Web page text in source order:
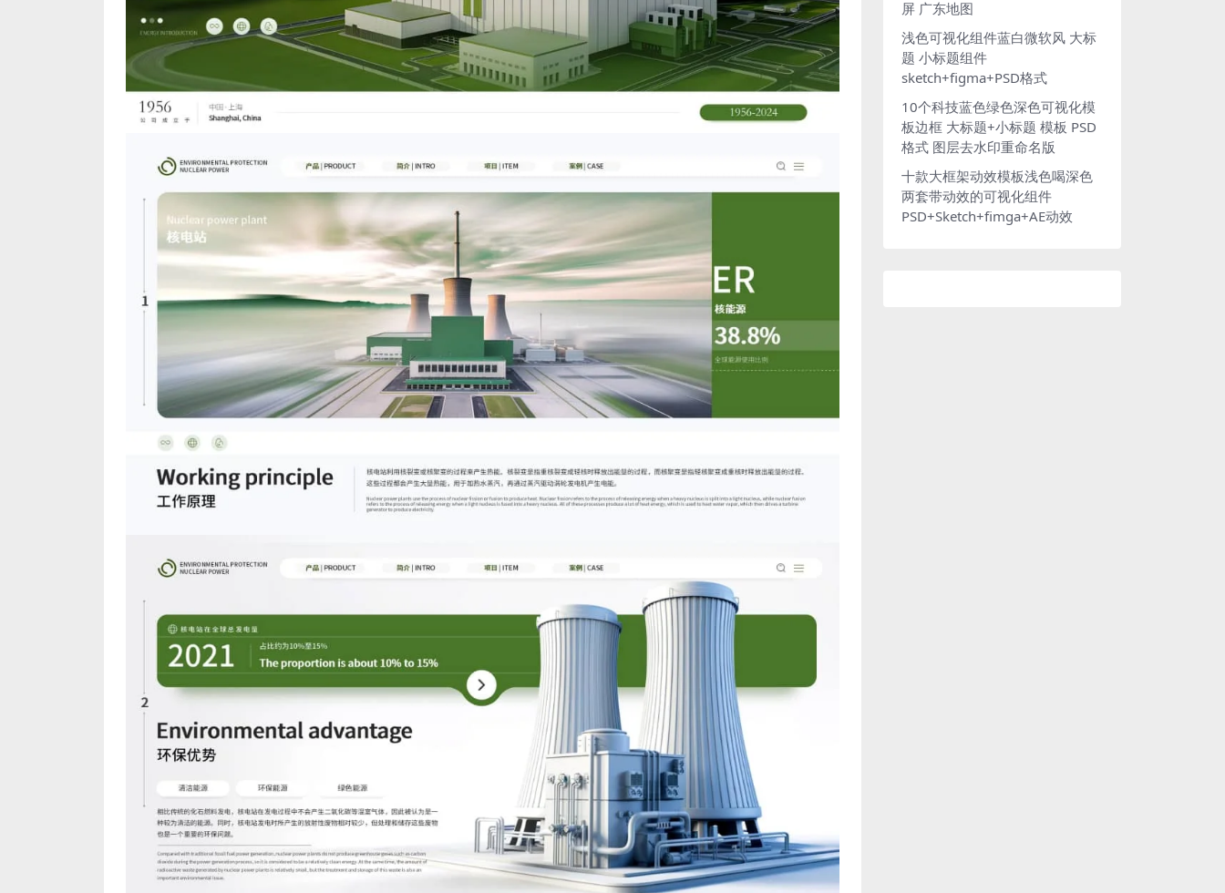
屏 广东地图
浅色可视化组件蓝白微软风 大标
题 小标题组件
sketch+figma+PSD格式
10个科技蓝色绿色深色可视化模
板边框 大标题+小标题 模板 PSD
格式 图层去水印重命名版
十款大框架动效模板浅色喝深色
两套带动效的可视化组件
PSD+Sketch+fimga+AE动效